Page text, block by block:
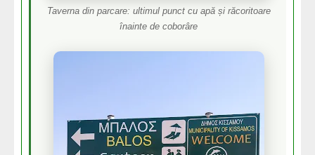
Taverna din parcare: ultimul punct cu apă și răcoritoare
înainte de coborâre